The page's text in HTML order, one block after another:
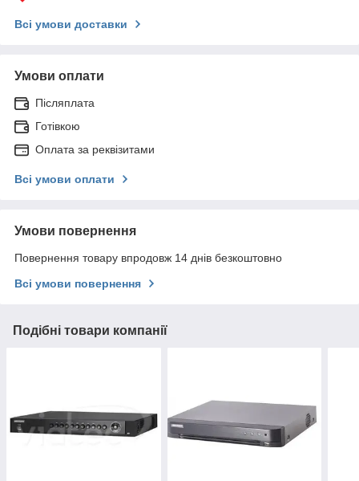
Всі умови доставки
Умови оплати
Післяплата
Готівкою
Оплата за реквізитами
Всі умови оплати
Умови повернення
Повернення товару впродовж 14 днів безкоштовно
Всі умови повернення
Подібні товари компанії